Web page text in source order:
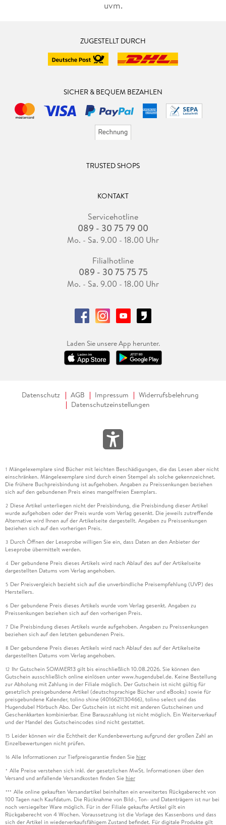
uvm.
ZUGESTELLT DURCH
SICHER & BEQUEM BEZAHLEN
TRUSTED SHOPS
KONTAKT
Servicehotline
089 - 30 75 79 00
Mo. - Sa. 9.00 - 18.00 Uhr
Filialhotline
089 - 30 75 75 75
Mo. - Sa. 9.00 - 18.00 Uhr
Laden Sie unsere App herunter.
Datenschutz AGB Impressum
Widerrufsbelehrung
Datenschutzeinstellungen
1 Mängelexemplare sind Bücher mit leichten Beschädigungen, die das Lesen aber nicht
einschränken. Mängelexemplare sind durch einen Stempel als solche gekennzeichnet.
Die frühere Buchpreisbindung ist aufgehoben. Angaben zu Preissenkungen beziehen
sich auf den gebundenen Preis eines mangelfreien Exemplars.
2 Diese Artikel unterliegen nicht der Preisbindung, die Preisbindung dieser Artikel
wurde aufgehoben oder der Preis wurde vom Verlag gesenkt. Die jeweils zutreffende
Alternative wird Ihnen auf der Artikelseite dargestellt. Angaben zu Preissenkungen
beziehen sich auf den vorherigen Preis.
3 Durch Öffnen der Leseprobe willigen Sie ein, dass Daten an den Anbieter der
Leseprobe übermittelt werden.
4 Der gebundene Preis dieses Artikels wird nach Ablauf des auf der Artikelseite
dargestellten Datums vom Verlag angehoben.
5 Der Preisvergleich bezieht sich auf die unverbindliche Preisempfehlung (UVP) des
Herstellers.
6 Der gebundene Preis dieses Artikels wurde vom Verlag gesenkt. Angaben zu
Preissenkungen beziehen sich auf den vorherigen Preis.
7 Die Preisbindung dieses Artikels wurde aufgehoben. Angaben zu Preissenkungen
beziehen sich auf den letzten gebundenen Preis.
8 Der gebundene Preis dieses Artikels wird nach Ablauf des auf der Artikelseite
dargestellten Datums vom Verlag angehoben.
12 Ihr Gutschein SOMMER13 gilt bis einschließlich 10.08.2026. Sie können den
Gutschein ausschließlich online einlösen unter www.hugendubel.de. Keine Bestellung
zur Abholung mit Zahlung in der Filiale möglich. Der Gutschein ist nicht gültig für
gesetzlich preisgebundene Artikel (deutschsprachige Bücher und eBooks) sowie für
preisgebundene Kalender, tolino shine (4016621130466), tolino select und das
Hugendubel Hörbuch Abo. Der Gutschein ist nicht mit anderen Gutscheinen und
Geschenkkarten kombinierbar. Eine Barauszahlung ist nicht möglich. Ein Weiterverkauf
und der Handel des Gutscheincodes sind nicht gestattet.
15 Leider können wir die Echtheit der Kundenbewertung aufgrund der großen Zahl an
Einzelbewertungen nicht prüfen.
16 Alle Informationen zur Tiefpreisgarantie finden Sie hier
* Alle Preise verstehen sich inkl. der gesetzlichen MwSt. Informationen über den
Versand und anfallende Versandkosten finden Sie hier
*** Alle online gekauften Versandartikel beinhalten ein erweitertes Rückgaberecht von
100 Tagen nach Kaufdatum. Die Rücknahme von Bild-, Ton- und Datenträgern ist nur bei
noch versiegelter Ware möglich. Für in der Filiale gekaufte Artikel gilt ein
Rückgaberecht von 4 Wochen. Voraussetzung ist die Vorlage des Kassenbons und dass
sich der Artikel in wiederverkaufsfähigem Zustand befindet. Für digitale Produkte gilt